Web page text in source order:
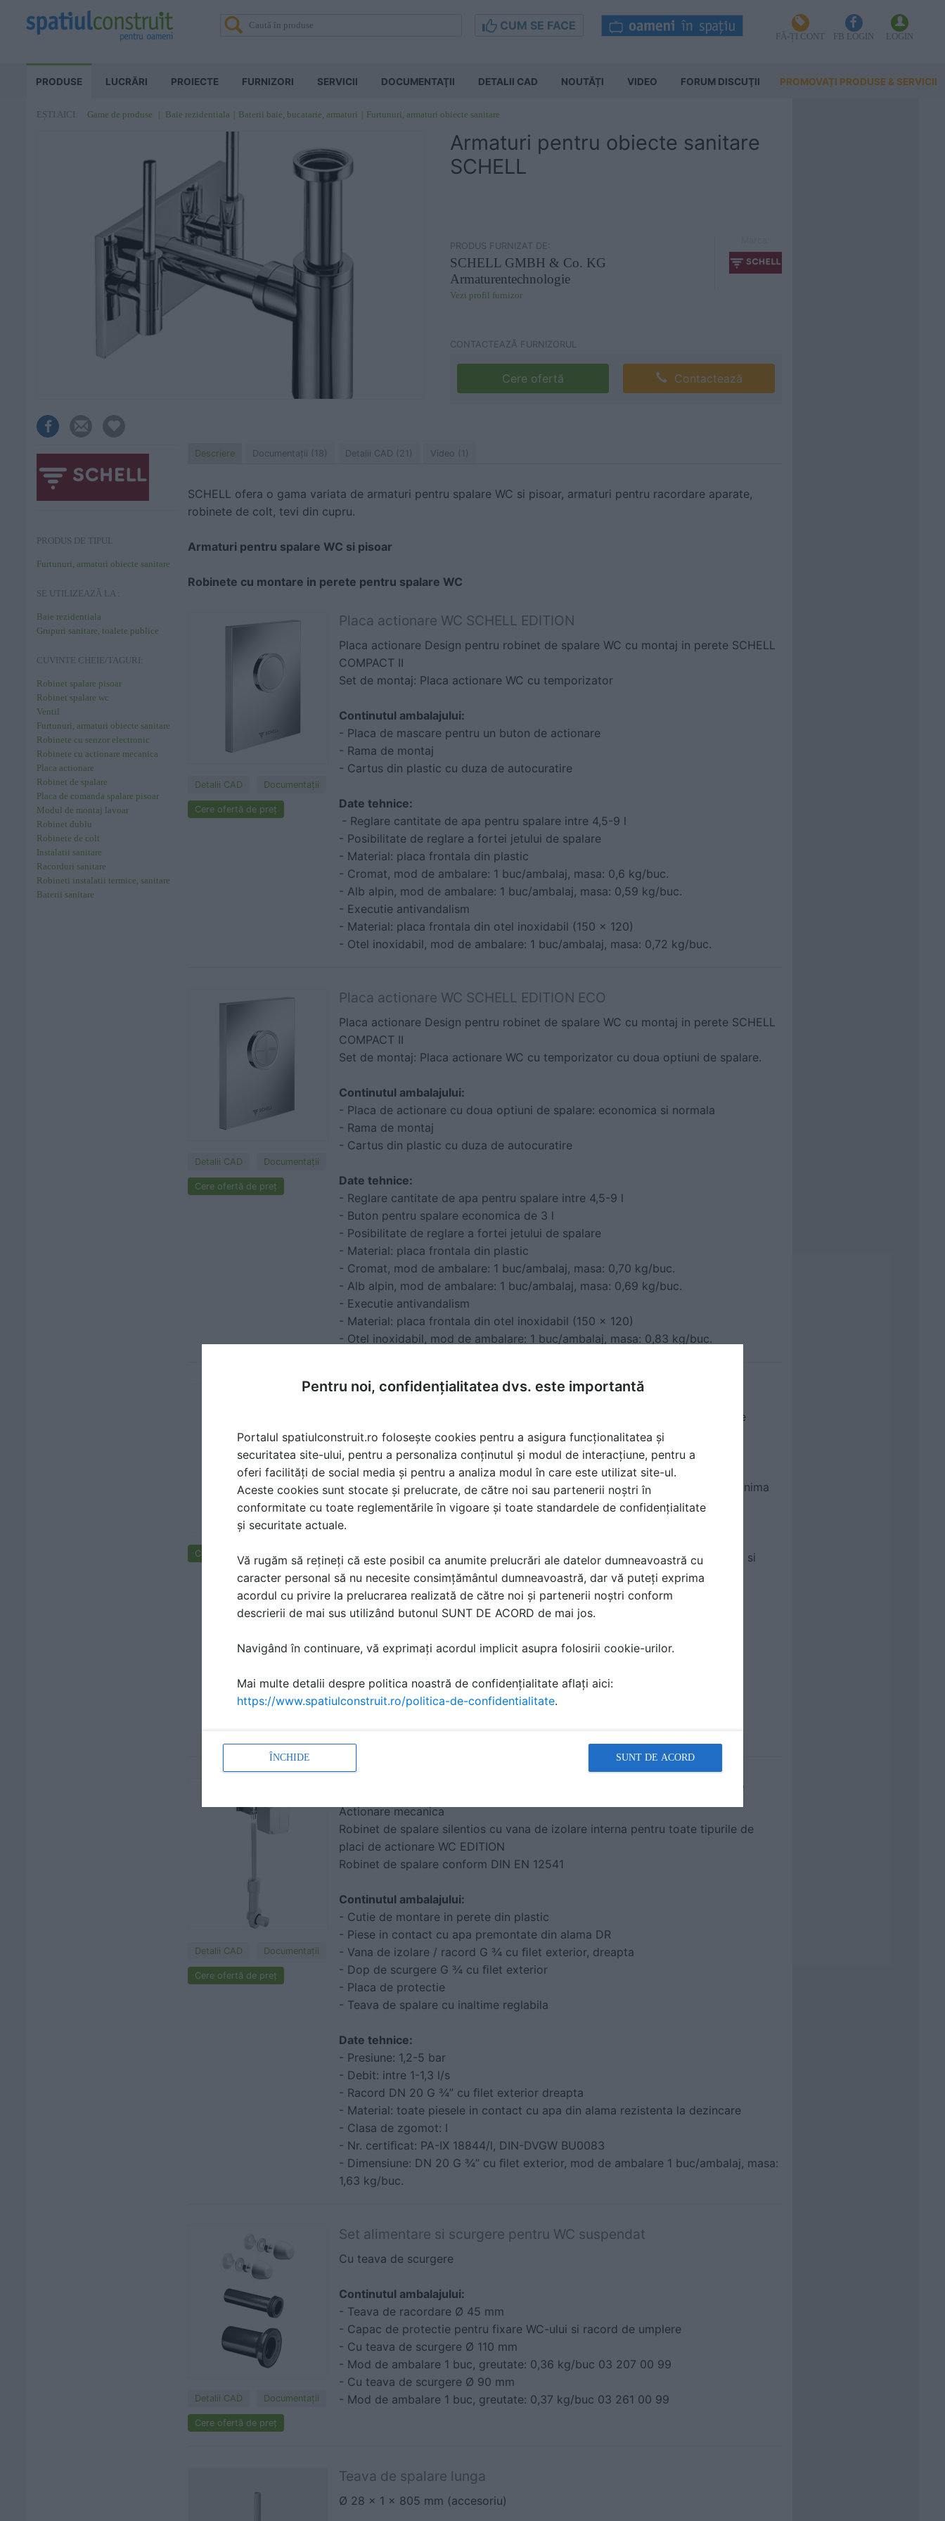
CUM SE FACE
FĂ-ȚI CONT FB LOGIN LOGIN
PRODUSE LUCRĂRI PROIECTE FURNIZORI SERVICII DOCUMENTAŢII DETALII CAD NOUTĂȚI VIDEO FORUM DISCUŢII PROMOVAȚI PRODUSE & SERVICII
EȘTI AICI: Game de produse Baie rezidentiala Baterii baie, bucatarie, armaturi Furtunuri, armaturi obiecte sanitare
Armaturi pentru obiecte sanitare
SCHELL
PRODUS FURNIZAT DE:
SCHELL GMBH & Co. KG
Armaturentechnologie
Vezi profil furnizor
CONTACTEAZĂ FURNIZORUL
Cere ofertă Contactează
PRODUS DE TIPUL
Furtunuri, armaturi obiecte sanitare
SE UTILIZEAZĂ LA :
Baie rezidentiala
Grupuri sanitare, toalete publice
CUVINTE CHEIE/TAGURI:
Robinet spalare pisoar
Robinet spalare wc
Ventil
Furtunuri, armaturi obiecte sanitare
Robinete cu senzor electronic
Robinete cu actionare mecanica
Placa actionare
Robinet de spalare
Placa de comanda spalare pisoar
Modul de montaj lavoar
Robinet dublu
Robinete de colt
Instalatii sanitare
Racorduri sanitare
Robineti instalatii termice, sanitare
Baterii sanitare
Descriere Documentaţii (18) Detalii CAD (21) Video (1)
SCHELL ofera o gama variata de armaturi pentru spalare WC si pisoar, armaturi pentru racordare aparate,
robinete de colt, tevi din cupru.
Armaturi pentru spalare WC si pisoar
Robinete cu montare in perete pentru spalare WC
Detalii CAD Documentaţii
Cere ofertă de preț
Placa actionare WC SCHELL EDITION
Placa actionare Design pentru robinet de spalare WC cu montaj in perete SCHELL
COMPACT II
Set de montaj: Placa actionare WC cu temporizator
Continutul ambalajului:
- Placa de mascare pentru un buton de actionare
- Rama de montaj
- Cartus din plastic cu duza de autocuratire
Date tehnice:
- Reglare cantitate de apa pentru spalare intre 4,5-9 l
- Posibilitate de reglare a fortei jetului de spalare
- Material: placa frontala din plastic
- Cromat, mod de ambalare: 1 buc/ambalaj, masa: 0,6 kg/buc.
- Alb alpin, mod de ambalare: 1 buc/ambalaj, masa: 0,59 kg/buc.
- Executie antivandalism
- Material: placa frontala din otel inoxidabil (150 x 120)
- Otel inoxidabil, mod de ambalare: 1 buc/ambalaj, masa: 0,72 kg/buc.
Detalii CAD Documentaţii
Cere ofertă de preț
Placa actionare WC SCHELL EDITION ECO
Placa actionare Design pentru robinet de spalare WC cu montaj in perete SCHELL
COMPACT II
Set de montaj: Placa actionare WC cu temporizator cu doua optiuni de spalare.
Continutul ambalajului:
- Placa de actionare cu doua optiuni de spalare: economica si normala
- Rama de montaj
- Cartus din plastic cu duza de autocuratire
Date tehnice:
- Reglare cantitate de apa pentru spalare intre 4,5-9 l
- Buton pentru spalare economica de 3 l
- Posibilitate de reglare a fortei jetului de spalare
- Material: placa frontala din plastic
- Cromat, mod de ambalare: 1 buc/ambalaj, masa: 0,70 kg/buc.
- Alb alpin, mod de ambalare: 1 buc/ambalaj, masa: 0,69 kg/buc.
- Executie antivandalism
- Material: placa frontala din otel inoxidabil (150 x 120)
- Otel inoxidabil, mod de ambalare: 1 buc/ambalaj, masa: 0,83 kg/buc.
Cere ofertă de preț
Placa de actionare SCHELL EDITION ECO 100 pentru WC
Placa de actionare pentru robinet WC SCHELL COM PACT II cu adancime de
montare mica (100-160 mm)
Set finisaj:
Placa de actionare WC COM PACT II cu cartus de temporizare, presiunea minima
dinamica a apei 1,2 bar
- Placa cu buton de actionare pentru cantitate de spalare mica (economica) si
mare
- Rama de montaj
- Cartus mecanic cu ac pentru curatire automata
Domenii de utilizare / date tehnice:
- Cantitate de apa de spalare la actionarea butonului economic: 3 l
- Reglarea fortei de spalare cu ajutorul unei chei incorporate
Detalii CAD Documentaţii
Cere ofertă de preț
Robinet de spalare WC SCHELL COMPACT II cu montaj in perete
Actionare mecanica
Robinet de spalare silentios cu vana de izolare interna pentru toate tipurile de
placi de actionare WC EDITION
Robinet de spalare conform DIN EN 12541
Continutul ambalajului:
- Cutie de montare in perete din plastic
- Piese in contact cu apa premontate din alama DR
- Vana de izolare / racord G ¾ cu ﬁlet exterior, dreapta
- Dop de scurgere G ¾ cu ﬁlet exterior
- Placa de protectie
- Teava de spalare cu inaltime reglabila
Date tehnice:
- Presiune: 1,2-5 bar
- Debit: intre 1-1,3 l/s
- Racord DN 20 G ¾” cu ﬁlet exterior dreapta
- Material: toate piesele in contact cu apa din alama rezistenta la dezincare
- Clasa de zgomot: I
- Nr. certiﬁcat: PA-IX 18844/l, DIN-DVGW BU0083
- Dimensiune: DN 20 G ¾” cu ﬁlet exterior, mod de ambalare 1 buc/ambalaj, masa:
1,63 kg/buc.
Detalii CAD Documentaţii
Cere ofertă de preț
Set alimentare si scurgere pentru WC suspendat
Cu teava de scurgere
Continutul ambalajului:
- Teava de racordare Ø 45 mm
- Capac de protectie pentru fixare WC-ului si racord de umplere
- Cu teava de scurgere Ø 110 mm
- Mod de ambalare 1 buc, greutate: 0,36 kg/buc 03 207 00 99
- Cu teava de scurgere Ø 90 mm
- Mod de ambalare 1 buc, greutate: 0,37 kg/buc 03 261 00 99
Teava de spalare lunga
Ø 28 x 1 x 805 mm (accesoriu)
Pentru noi, confidențialitatea dvs. este importantă
Portalul spatiulconstruit.ro folosește cookies pentru a asigura funcționalitatea și
securitatea site-ului, pentru a personaliza conținutul și modul de interacțiune, pentru a
oferi facilități de social media și pentru a analiza modul în care este utilizat site-ul.
Aceste cookies sunt stocate și prelucrate, de către noi sau partenerii noștri în
conformitate cu toate reglementările în vigoare și toate standardele de confidențialitate
și securitate actuale.
Vă rugăm să rețineți că este posibil ca anumite prelucrări ale datelor dumneavoastră cu
caracter personal să nu necesite consimțământul dumneavoastră, dar vă puteți exprima
acordul cu privire la prelucrarea realizată de către noi și partenerii noștri conform
descrierii de mai sus utilizând butonul SUNT DE ACORD de mai jos.
Navigând în continuare, vă exprimați acordul implicit asupra folosirii cookie-urilor.
Mai multe detalii despre politica noastră de confidențialitate aflați aici:
https://www.spatiulconstruit.ro/politica-de-confidentialitate.
ÎNCHIDE SUNT DE ACORD